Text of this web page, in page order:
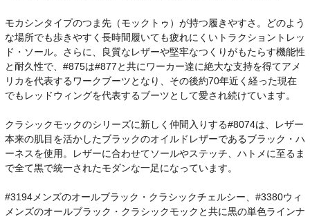
モカシンタイプのつま先（モックトゥ）が持つ履きやすさ。どのよう
な場所でも歩きやすく長時間履いても疲れにくいトラクショントレッ
ド・ソール。さらに、良質なレザーや堅牢なつくりがもたらす機能性
と耐久性で、#875は#877と共にワーカー達に絶大な支持を得てアメ
リカを代表するワークブーツとなり、その後約70年近く経った現在
でもレッドウィングを代表するブーツとして愛され続けています。
クラシックモックのシリーズに新しく仲間入りする#8074は、レザー
本来の肌目を活かしたブラックのオイルドレザーであるブラック・ハ
ーネスを使用。レザーに合わせてソールやステッチ、ハトメに至るま
で全て黒で統一されたモダンな一足になっています。
#3194メンズのオールブラック・クラシックチェルシー、#3380ウィ
メンズのオールブラック・クラシックモックと共に黒の単色ラインナ